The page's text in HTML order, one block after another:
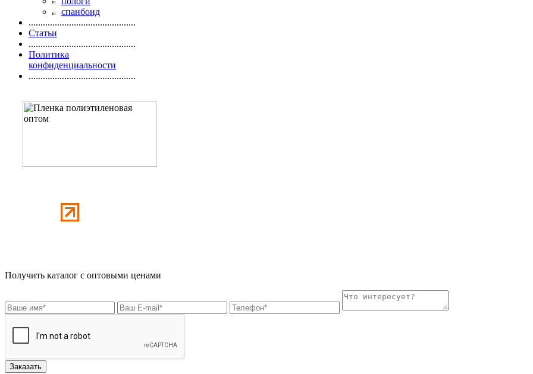
спанбонд
.............................................
Статьи
.............................................
Политика
конфиденциальности
.............................................
Получить каталог с оптовыми ценами
Заказать